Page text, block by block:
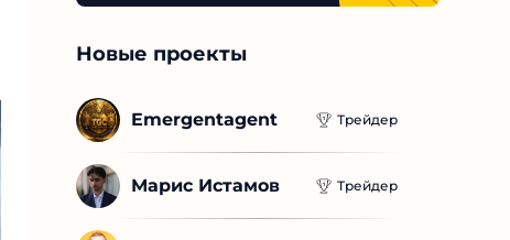
Новые проекты
Emergentagent Трейдер
Марис Истамов Трейдер